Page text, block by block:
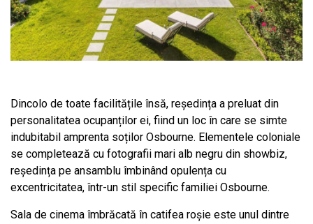
Dincolo de toate facilitățile însă, reședința a preluat din
personalitatea ocupanților ei, fiind un loc în care se simte
indubitabil amprenta soților Osbourne. Elementele coloniale
se completează cu fotografii mari alb negru din showbiz,
reședința pe ansamblu îmbinând opulența cu
excentricitatea, într-un stil specific familiei Osbourne.
Sala de cinema îmbrăcată în catifea roșie este unul dintre